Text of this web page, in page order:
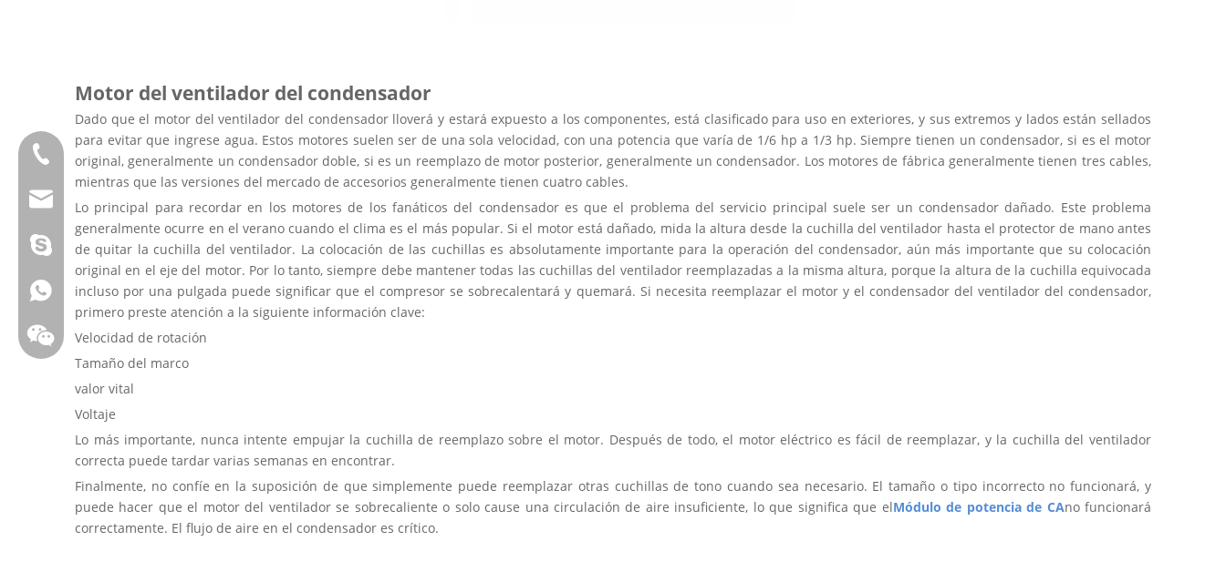
Motor del ventilador del condensador
Dado que el motor del ventilador del condensador lloverá y estará expuesto a los componentes, está clasificado para uso en exteriores, y sus extremos y lados están sellados
para evitar que ingrese agua. Estos motores suelen ser de una sola velocidad, con una potencia que varía de 1/6 hp a 1/3 hp. Siempre tienen un condensador, si es el motor
original, generalmente un condensador doble, si es un reemplazo de motor posterior, generalmente un condensador. Los motores de fábrica generalmente tienen tres cables,
mientras que las versiones del mercado de accesorios generalmente tienen cuatro cables.
Lo principal para recordar en los motores de los fanáticos del condensador es que el problema del servicio principal suele ser un condensador dañado. Este problema
generalmente ocurre en el verano cuando el clima es el más popular. Si el motor está dañado, mida la altura desde la cuchilla del ventilador hasta el protector de mano antes
de quitar la cuchilla del ventilador. La colocación de las cuchillas es absolutamente importante para la operación del condensador, aún más importante que su colocación
original en el eje del motor. Por lo tanto, siempre debe mantener todas las cuchillas del ventilador reemplazadas a la misma altura, porque la altura de la cuchilla equivocada
incluso por una pulgada puede significar que el compresor se sobrecalentará y quemará. Si necesita reemplazar el motor y el condensador del ventilador del condensador,
primero preste atención a la siguiente información clave:
Velocidad de rotación
Tamaño del marco
valor vital
Voltaje
Lo más importante, nunca intente empujar la cuchilla de reemplazo sobre el motor. Después de todo, el motor eléctrico es fácil de reemplazar, y la cuchilla del ventilador
correcta puede tardar varias semanas en encontrar.
Finalmente, no confíe en la suposición de que simplemente puede reemplazar otras cuchillas de tono cuando sea necesario. El tamaño o tipo incorrecto no funcionará, y
puede hacer que el motor del ventilador se sobrecaliente o solo cause una circulación de aire insuficiente, lo que significa que elMódulo de potencia de CAno funcionará
correctamente. El flujo de aire en el condensador es crítico.
Teléfono:0086 13808637315
Correo electrónico:james@hkritscher.com
Correo electrónico:admin@hkritscher.com
Skype:whzggm
Whatsapp:+86 13808637315